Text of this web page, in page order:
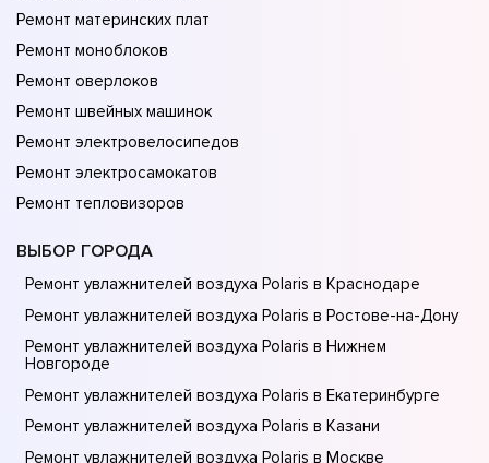
Ремонт материнских плат
Ремонт моноблоков
Ремонт оверлоков
Ремонт швейных машинок
Ремонт электровелосипедов
Ремонт электросамокатов
Ремонт тепловизоров
ВЫБОР ГОРОДА
Ремонт увлажнителей воздуха Polaris в Краснодаре
Ремонт увлажнителей воздуха Polaris в Ростове-на-Донy
Ремонт увлажнителей воздуха Polaris в Нижнем
Новгороде
Ремонт увлажнителей воздуха Polaris в Екатеринбурге
Ремонт увлажнителей воздуха Polaris в Казани
Ремонт увлажнителей воздуха Polaris в Москве